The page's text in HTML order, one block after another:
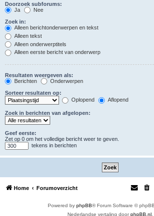
Doorzoek subforums:
Ja
Nee
Zoek in:
Alleen berichtonderwerpen en tekst
Alleen tekst
Alleen onderwerptitels
Alleen eerste bericht van onderwerp
Resultaten weergeven als:
Berichten
Onderwerpen
Sorteer resultaten op:
Oplopend
Aflopend
Zoek in berichten van afgelopen:
Geef eerste:
Zet op 0 om het volledige bericht weer te geven.
tekens in berichten
Home Forumoverzicht
Powered by phpBB® Forum Software ©
Nederlandse vertaling doorphpBB.nl .